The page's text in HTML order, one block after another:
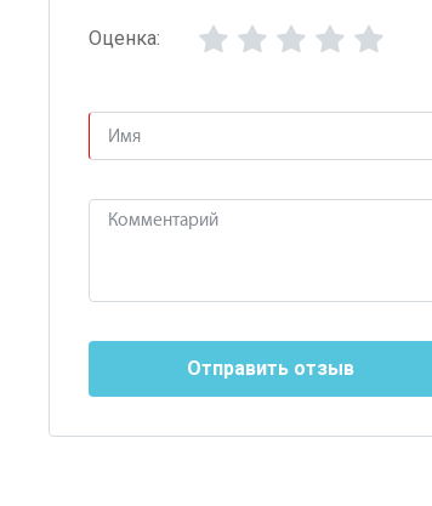
Оценка:
Отправить отзыв